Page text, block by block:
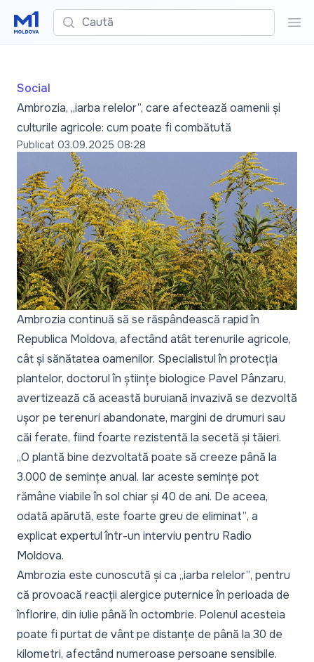
Caută
Social
Ambrozia, „iarba relelor”, care afectează oamenii și
culturile agricole: cum poate fi combătută
Publicat 03.09.2025 08:28
Ambrozia continuă să se răspândească rapid în
Republica Moldova, afectând atât terenurile agricole,
cât și sănătatea oamenilor. Specialistul în protecția
plantelor, doctorul în științe biologice Pavel Pânzaru,
avertizează că această buruiană invazivă se dezvoltă
ușor pe terenuri abandonate, margini de drumuri sau
căi ferate, fiind foarte rezistentă la secetă și tăieri.
„O plantă bine dezvoltată poate să creeze până la
3.000 de semințe anual. Iar aceste semințe pot
rămâne viabile în sol chiar și 40 de ani. De aceea,
odată apărută, este foarte greu de eliminat”, a
explicat expertul într-un interviu pentru Radio
Moldova.
Ambrozia este cunoscută și ca „iarba relelor”, pentru
că provoacă reacții alergice puternice în perioada de
înflorire, din iulie până în octombrie. Polenul acesteia
poate fi purtat de vânt pe distanțe de până la 30 de
kilometri, afectând numeroase persoane sensibile.